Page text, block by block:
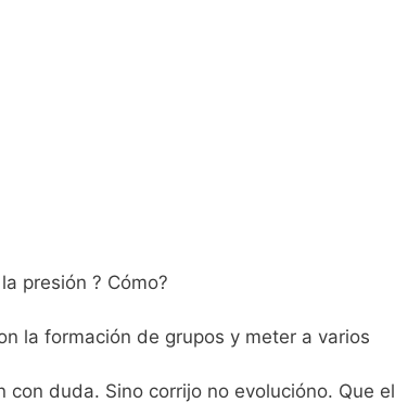
presión ? Cómo?
la formación de grupos y meter a varios
duda. Sino corrijo no evolucióno. Que el